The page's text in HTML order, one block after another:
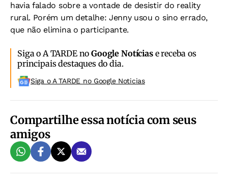
havia falado sobre a vontade de desistir do reality
rural. Porém um detalhe: Jenny usou o sino errado,
que não elimina o participante.
Siga o A TARDE noGoogle Notíciase receba os
principais destaques do dia.
Siga o A TARDE no Google Noticias
Compartilhe essa notícia com seus
amigos